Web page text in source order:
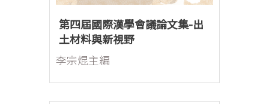
第四屆國際漢學會議論文集-出
土材料與新視野
李宗焜主編